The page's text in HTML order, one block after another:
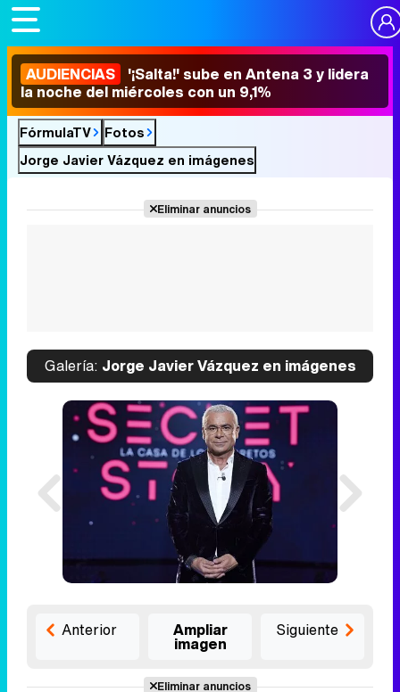
AUDIENCIAS '¡Salta!' sube en Antena 3 y lidera
la noche del miércoles con un 9,1%
FórmulaTV
Fotos
Jorge Javier Vázquez en imágenes
Eliminar anuncios
Galería: Jorge Javier Vázquez en imágenes
Anterior Ampliar
imagen
Siguiente
Eliminar anuncios